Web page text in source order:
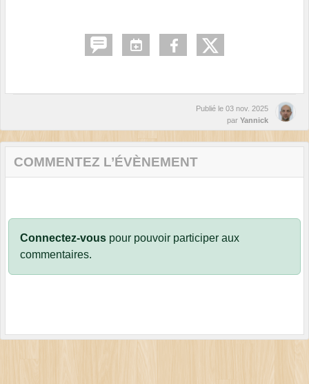
Publié le 03 nov. 2025
par Yannick
COMMENTEZ L’ÉVÈNEMENT
Connectez-vous pour pouvoir participer aux
commentaires.